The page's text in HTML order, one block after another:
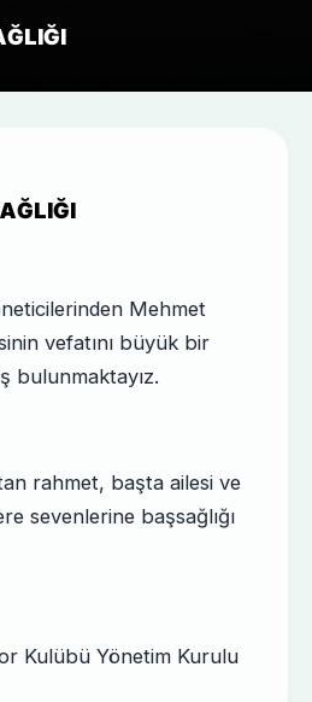
Mehmet
vefatını büyük bir
bulunmaktayız.
rahmet, başta ailesi ve
sevenlerine başsağlığı
Kulübü Yönetim Kurulu